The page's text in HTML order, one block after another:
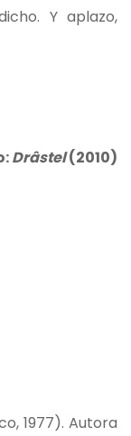
Y aplazo,
Drâstel(2010)
1977). Autora